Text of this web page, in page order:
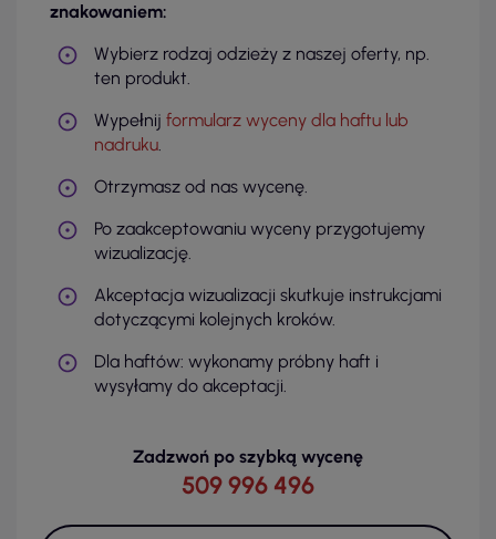
znakowaniem:
Wybierz rodzaj odzieży z naszej oferty, np.
ten produkt.
Wypełnij formularz wyceny dla haftu lub
nadruku.
Otrzymasz od nas wycenę.
Po zaakceptowaniu wyceny przygotujemy
wizualizację.
Akceptacja wizualizacji skutkuje instrukcjami
dotyczącymi kolejnych kroków.
Dla haftów: wykonamy próbny haft i
wysyłamy do akceptacji.
Zadzwoń po szybką wycenę
509 996 496